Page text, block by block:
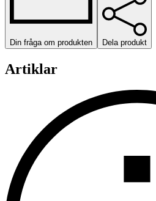
Din fråga om produkten Dela produkt
Artiklar